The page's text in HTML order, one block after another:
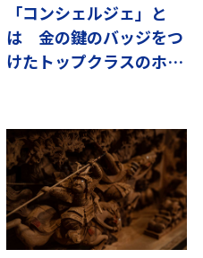
「コンシェルジェ」と
は 金の鍵のバッジをつ
けたトップクラスのホテ